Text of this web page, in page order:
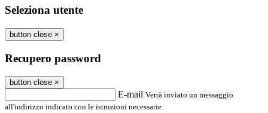
Seleziona utente
button close ×
Recupero password
button close ×
E-mail Verrà inviato un messaggio
all'indirizzo indicato con le istruzioni necessarie.